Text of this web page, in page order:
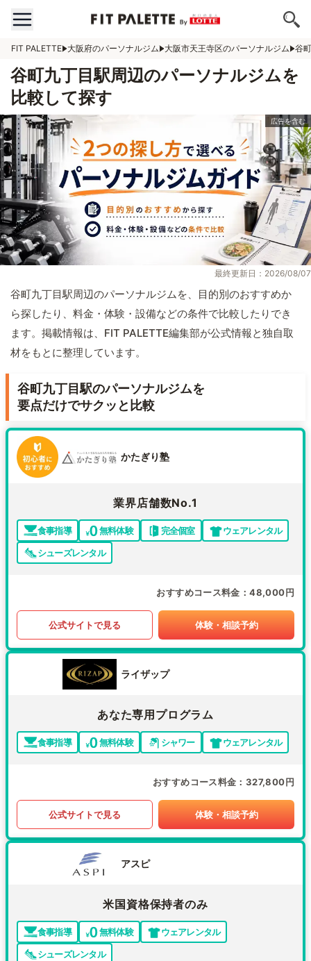
FIT PALETTE 大阪府のパーソナルジム 大阪市天王寺区のパーソナルジム 谷
谷町九丁目駅周辺のパーソナルジムを
比較して探す
最終更新日：2026/08/07
谷町九丁目駅周辺のパーソナルジムを、目的別のおすすめか
ら探したり、料金・体験・設備などの条件で比較したりでき
ます。掲載情報は、FIT PALETTE編集部が公式情報と独自取
材をもとに整理しています。
谷町九丁目駅のパーソナルジムを
要点だけでサクッと比較
かたぎり塾
業界店舗数No.1
食事指導 無料体験 完全個室
ウェアレンタル
シューズレンタル
おすすめコース料金 48,000円
公式サイトで見る 体験・相談予約
ライザップ
あなた専用プログラム
食事指導 無料体験 シャワー ウェアレンタル
おすすめコース料金 327,800円
公式サイトで見る 体験・相談予約
アスピ
米国資格保持者のみ
食事指導 無料体験
ウェアレンタル
シューズレンタル